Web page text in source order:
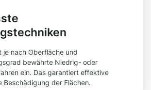
je nach Oberfläche und
bewährte Niedrig- oder
ein. Das garantiert effektive
Beschädigung der Flächen.